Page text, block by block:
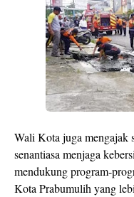
Wali Kota juga mengajak
senantiasa menjaga
mendukung program-
Kota Prabumulih yang